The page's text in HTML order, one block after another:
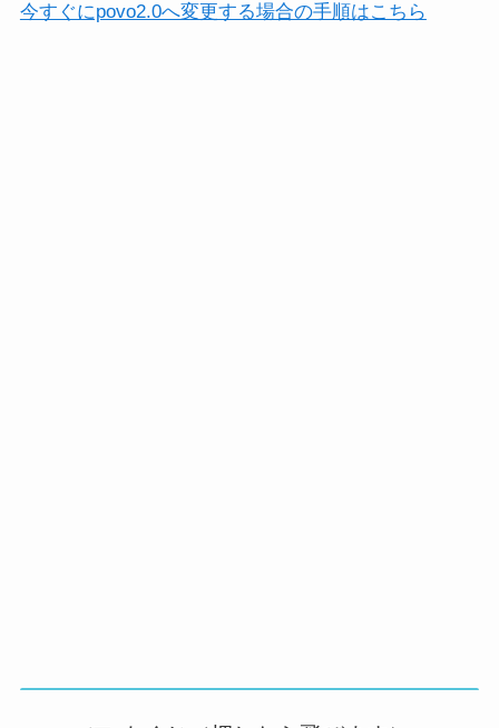
今すぐにpovo2.0へ変更する場合の手順はこちら